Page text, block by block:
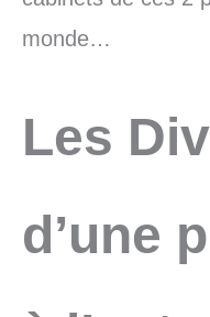
monde…
Les
d’une